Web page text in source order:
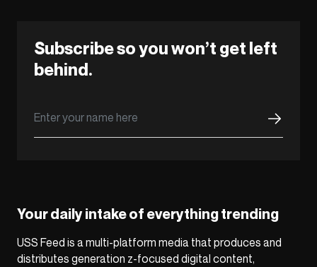
Subscribe so you won’t get left
behind.
Your daily intake of everything trending
USS Feed is a multi-platform media that produces and
distributes generation z-focused digital content,